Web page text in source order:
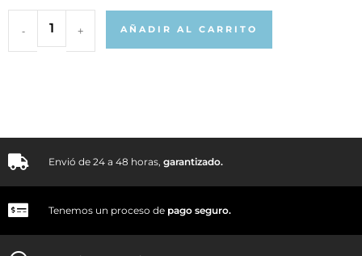
- + AÑADIR AL CARRITO
Envió de 24 a 48 horas, garantizado.
Tenemos un proceso de pago seguro.